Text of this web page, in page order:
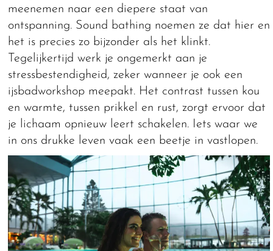
meenemen naar een diepere staat van
ontspanning. Sound bathing noemen ze dat hier en
het is precies zo bijzonder als het klinkt.
Tegelijkertijd werk je ongemerkt aan je
stressbestendigheid, zeker wanneer je ook een
ijsbadworkshop meepakt. Het contrast tussen kou
en warmte, tussen prikkel en rust, zorgt ervoor dat
je lichaam opnieuw leert schakelen. Iets waar we
in ons drukke leven vaak een beetje in vastlopen.